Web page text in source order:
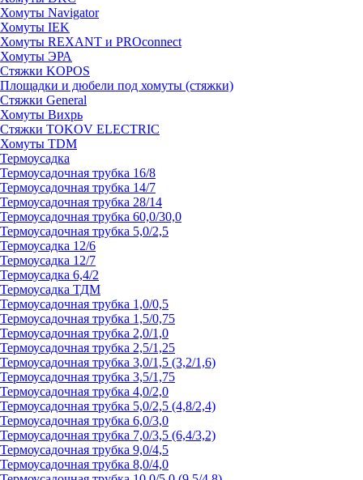
Хомуты Navigator
Хомуты IEK
Хомуты REXANT и PROconnect
Хомуты ЭРА
Стяжки KOPOS
Площадки и дюбели под хомуты (стяжки)
Стяжки General
Хомуты Вихрь
Стяжки TOKOV ELECTRIC
Хомуты TDM
Термоусадка
Термоусадочная трубка 16/8
Термоусадочная трубка 14/7
Термоусадочная трубка 28/14
Термоусадочная трубка 60,0/30,0
Термоусадочная трубка 5,0/2,5
Термоусадка 12/6
Термоусадка 12/7
Термоусадка 6,4/2
Термоусадка ТДМ
Термоусадочная трубка 1,0/0,5
Термоусадочная трубка 1,5/0,75
Термоусадочная трубка 2,0/1,0
Термоусадочная трубка 2,5/1,25
Термоусадочная трубка 3,0/1,5 (3,2/1,6)
Термоусадочная трубка 3,5/1,75
Термоусадочная трубка 4,0/2,0
Термоусадочная трубка 5,0/2,5 (4,8/2,4)
Термоусадочная трубка 6,0/3,0
Термоусадочная трубка 7,0/3,5 (6,4/3,2)
Термоусадочная трубка 9,0/4,5
Термоусадочная трубка 8,0/4,0